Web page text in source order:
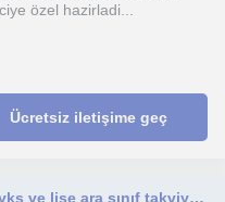
özel hazirladi...
Ücretsiz iletişime geç
online biyoloji dersi verebilirim . yks ve lise ara sınıf takviye dersleri uzman öğrermenim